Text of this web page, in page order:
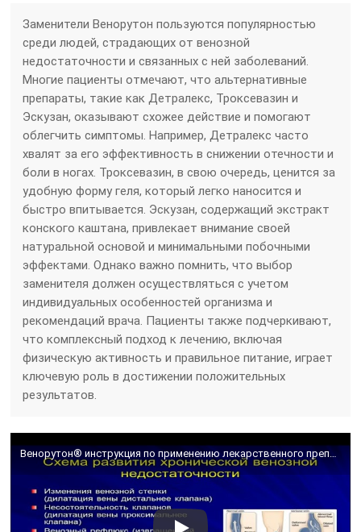
Заменители Венорутон пользуются популярностью
среди людей, страдающих от венозной
недостаточности и связанных с ней заболеваний.
Многие пациенты отмечают, что альтернативные
препараты, такие как Детралекс, Троксевазин и
Эскузан, оказывают схожее действие и помогают
облегчить симптомы. Например, Детралекс часто
хвалят за его эффективность в снижении отечности и
боли в ногах. Троксевазин, в свою очередь, ценится за
удобную форму геля, который легко наносится и
быстро впитывается. Эскузан, содержащий экстракт
конского каштана, привлекает внимание своей
натуральной основой и минимальными побочными
эффектами. Однако важно помнить, что выбор
заменителя должен осуществляться с учетом
индивидуальных особенностей организма и
рекомендаций врача. Пациенты также подчеркивают,
что комплексный подход к лечению, включая
физическую активность и правильное питание, играет
ключевую роль в достижении положительных
результатов.
Венорутон® инструкция по применению лекарственного препарата